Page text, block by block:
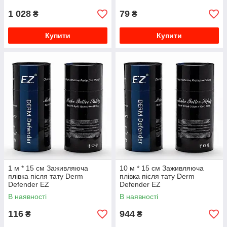
1 028 ₴
Купити
79 ₴
Купити
1 м * 15 см Заживляюча
плівка після тату Derm
Defender EZ
В наявності
116 ₴
10 м * 15 см Заживляюча
плівка після тату Derm
Defender EZ
В наявності
944 ₴